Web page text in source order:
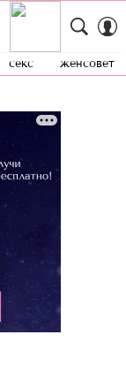
секс женсовет